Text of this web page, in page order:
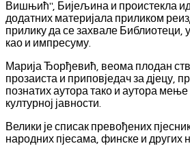
Вишњић'', Бијељина и проистекла
додатних материјала приликом
прилику да се захвале Библиотеци,
као и импресуму.
Марија Ђорђевић, веома плодан
прозаиста и приповједач за дјецу,
познатих аутора тако и аутора
културној јавности.
Велики је списак превођених
народних пјесама, финске и других